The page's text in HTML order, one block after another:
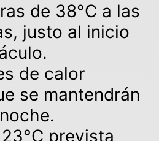
de 38°C a las
justo al inicio
de calor
se mantendrán
prevista